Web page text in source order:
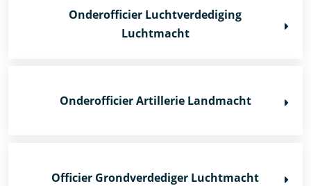
Onderofficier Luchtverdediging
Luchtmacht
Onderofficier Artillerie Landmacht
Officier Grondverdediger Luchtmacht